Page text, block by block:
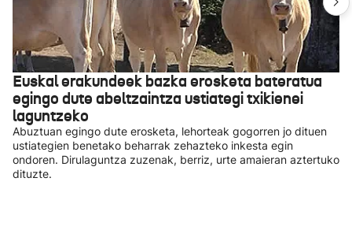
Euskal erakundeek bazka erosketa bateratua
egingo dute abeltzaintza ustiategi txikienei
laguntzeko
Abuztuan egingo dute erosketa, lehorteak gogorren jo dituen
ustiategien benetako beharrak zehazteko inkesta egin
ondoren. Dirulaguntza zuzenak, berriz, urte amaieran aztertuko
dituzte.